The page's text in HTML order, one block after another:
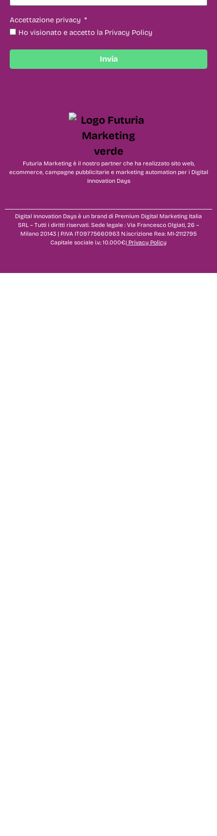
Accettazione privacy
Ho visionato e accetto la Privacy Policy
Invia
Futuria Marketing è il nostro partner che ha realizzato sito web,
ecommerce, campagne pubblicitarie e marketing automation per i Digital
Innovation Days
Digital Innovation Days è un brand di Premium Digital Marketing Italia
SRL – Tutti i diritti riservati. Sede legale : Via Francesco Olgiati, 26 –
Milano 20143 | P.IVA IT09775660963 N.iscrizione Rea: MI-2112795
Capitale sociale i.v.: 10.000€| Privacy Policy